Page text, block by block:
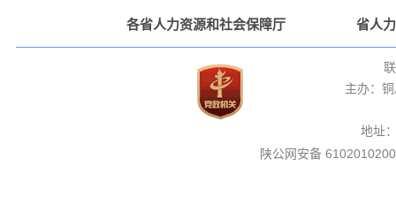
各省人力资源和社会保障厅 省人
主办：
地址
陕公网安备